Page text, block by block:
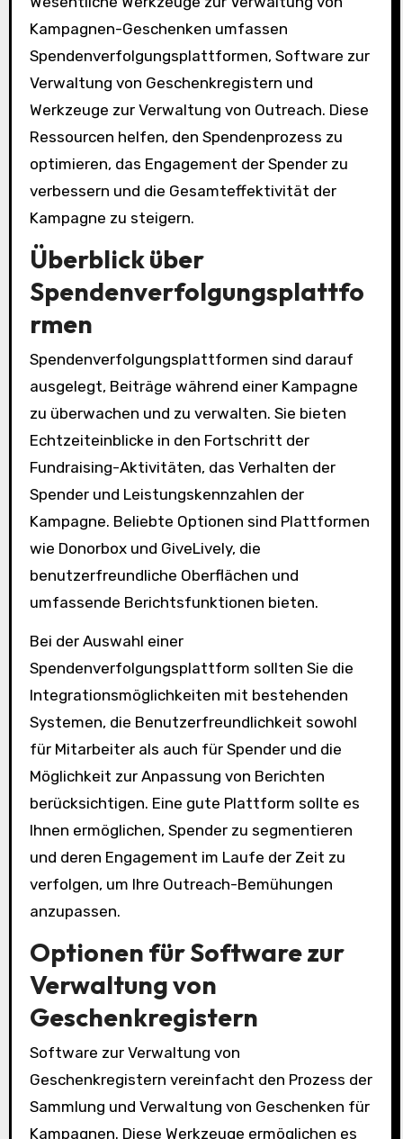
Kampagnen-Geschenken umfassen
Spendenverfolgungsplattformen, Software zur
Verwaltung von Geschenkregistern und
Werkzeuge zur Verwaltung von Outreach. Diese
Ressourcen helfen, den Spendenprozess zu
optimieren, das Engagement der Spender zu
verbessern und die Gesamteffektivität der
Kampagne zu steigern.
Überblick über
Spendenverfolgungsplattfo
rmen
Spendenverfolgungsplattformen sind darauf
ausgelegt, Beiträge während einer Kampagne
zu überwachen und zu verwalten. Sie bieten
Echtzeiteinblicke in den Fortschritt der
Fundraising-Aktivitäten, das Verhalten der
Spender und Leistungskennzahlen der
Kampagne. Beliebte Optionen sind Plattformen
wie Donorbox und GiveLively, die
benutzerfreundliche Oberflächen und
umfassende Berichtsfunktionen bieten.
Bei der Auswahl einer
Spendenverfolgungsplattform sollten Sie die
Integrationsmöglichkeiten mit bestehenden
Systemen, die Benutzerfreundlichkeit sowohl
für Mitarbeiter als auch für Spender und die
Möglichkeit zur Anpassung von Berichten
berücksichtigen. Eine gute Plattform sollte es
Ihnen ermöglichen, Spender zu segmentieren
und deren Engagement im Laufe der Zeit zu
verfolgen, um Ihre Outreach-Bemühungen
anzupassen.
Optionen für Software zur
Verwaltung von
Geschenkregistern
Software zur Verwaltung von
Geschenkregistern vereinfacht den Prozess der
Sammlung und Verwaltung von Geschenken für
Kampagnen. Diese Werkzeuge ermöglichen es